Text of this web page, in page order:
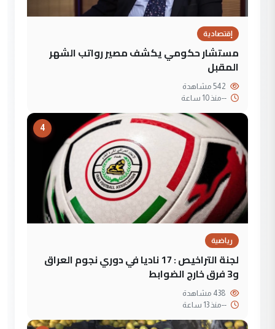
إقتصادية
مستشار حكومي يكشف مصير رواتب الشهر
المقبل
--منذ 10 ساعة
4
رياضية
لجنة التراخيص : 17 ناديا في دوري نجوم العراق
و3 فرق خارج الضوابط
--منذ 13 ساعة